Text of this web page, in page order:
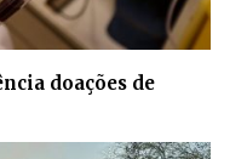
doações de